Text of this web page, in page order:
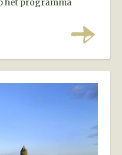
het programma
gastvrije mensen!